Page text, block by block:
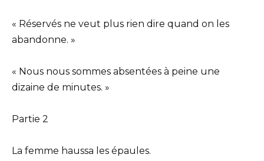
« Réservés ne veut plus rien dire quand on les
abandonne. »
« Nous nous sommes absentées à peine une
dizaine de minutes. »
Partie 2
La femme haussa les épaules.